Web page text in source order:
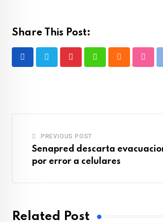
Share This Post:
PREVIOUS POST
Senapred descarta
por error a celulares
Related Post